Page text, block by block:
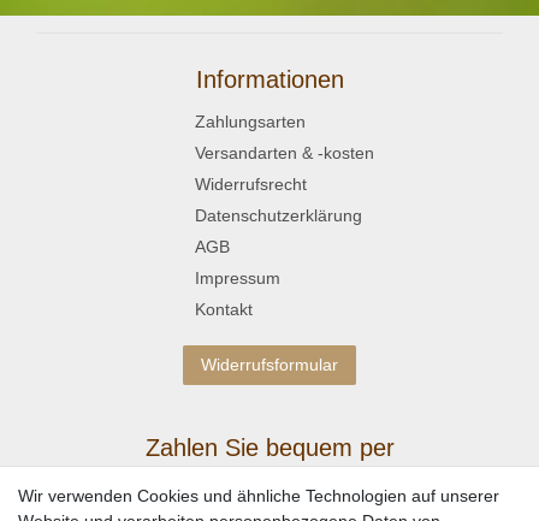
Informationen
Zahlungsarten
Versandarten & -kosten
Widerrufsrecht
Datenschutzerklärung
AGB
Impressum
Kontakt
Widerrufsformular
Zahlen Sie bequem per
Wir verwenden Cookies und ähnliche Technologien auf unserer